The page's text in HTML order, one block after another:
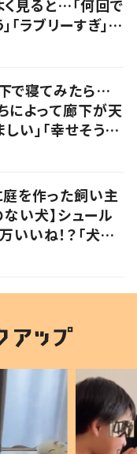
見ると…「何回で
「ラブリーすぎ」の
で寝てみたら…
よって廊下が天
しい」「幸せそう」
庭を作った飼い主
い犬】シュール
いね！？「犬の